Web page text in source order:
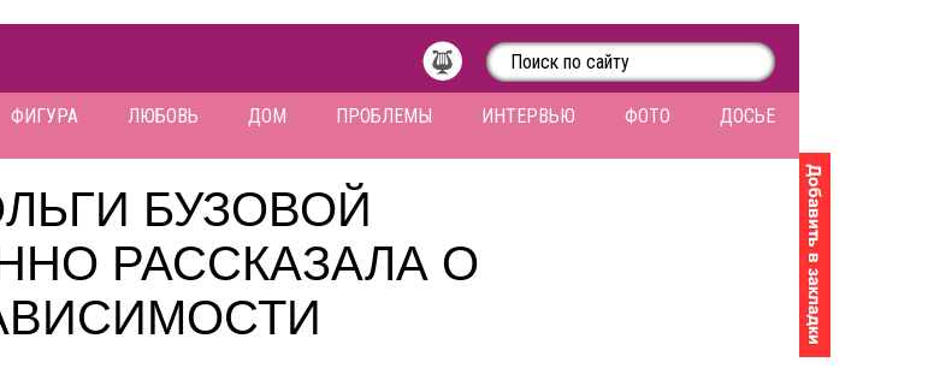
ФИГУРА ЛЮБОВЬ ДОМ ПРОБЛЕМЫ ИНТЕРВЬЮ ФОТО ДОСЬЕ
БУЗОВОЙ
РАССКАЗАЛА О